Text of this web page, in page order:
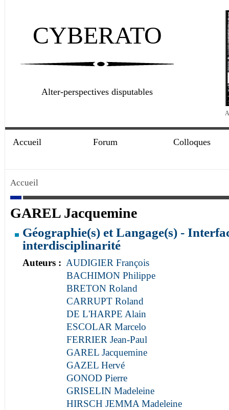
CYBERATO
Alter-perspectives disputables
Accueil Forum Colloques
Accueil
GAREL Jacquemine
Géographie(s) et Langage(s) -
interdisciplinarité
Auteurs : AUDIGIER François
BACHIMON Philippe
BRETON Roland
CARRUPT Roland
DE L'HARPE Alain
ESCOLAR Marcelo
FERRIER Jean-Paul
GAREL Jacquemine
GAZEL Hervé
GONOD Pierre
GRISELIN Madeleine
HIRSCH JEMMA Madeleine